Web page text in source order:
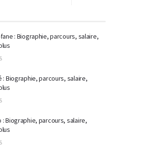
: Biographie, parcours, salaire,
: Biographie, parcours, salaire,
: Biographie, parcours, salaire,